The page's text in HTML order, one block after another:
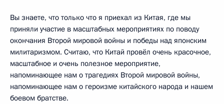
Вы знаете, что только что я приехал из Китая, где мы
приняли участие в масштабных мероприятиях по поводу
окончания Второй мировой войны и победы над японским
милитаризмом. Считаю, что Китай провёл очень красочное,
масштабное и очень полезное мероприятие,
напоминающее нам о трагедиях Второй мировой войны,
напоминающее нам о героизме китайского народа и нашем
боевом братстве.